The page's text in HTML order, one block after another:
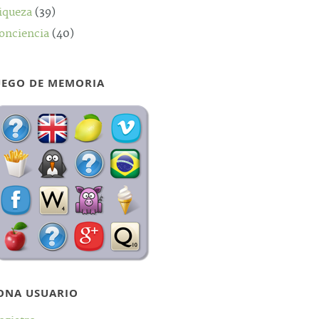
(39)
(40)
DE MEMORIA
USUARIO